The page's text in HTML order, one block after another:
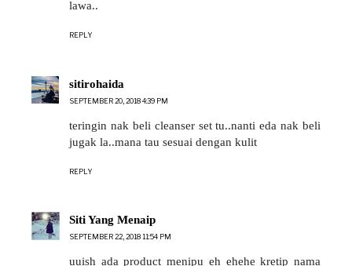
lawa..
REPLY
sitirohaida
SEPTEMBER 20, 2018 4:39 PM
teringin nak beli cleanser set tu..nanti eda nak beli
jugak la..mana tau sesuai dengan kulit
REPLY
Siti Yang Menaip
SEPTEMBER 22, 2018 11:54 PM
uuish ada product menipu eh ehehe kretip nama